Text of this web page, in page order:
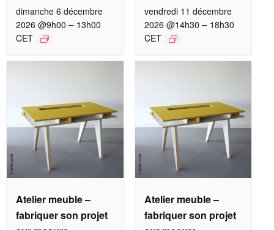
dimanche 6 décembre
2026 @9h00 – 13h00
CET
vendredi 11 décembre
2026 @14h30 – 18h30
CET
Atelier meuble –
fabriquer son projet
Atelier meuble –
fabriquer son projet